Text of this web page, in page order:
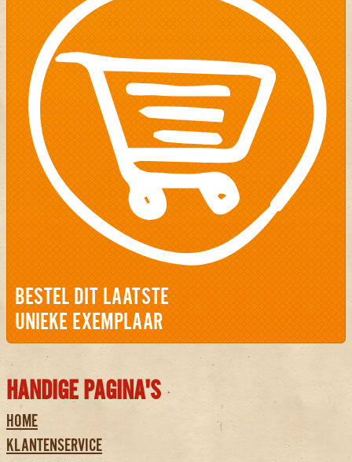
BESTEL DIT LAATSTE
UNIEKE EXEMPLAAR
HANDIGE PAGINA'S
HOME
KLANTENSERVICE